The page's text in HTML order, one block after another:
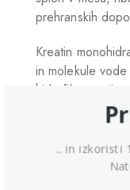
prehranskih
Kreatin
in molekule
hidrofilna
je zato snov, ki
Kreatin
oblika kreatina
... in izkoristi